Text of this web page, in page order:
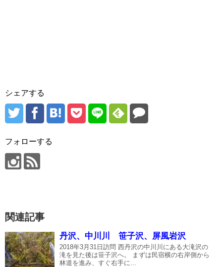
シェアする
フォローする
関連記事
丹沢、中川川 笹子沢、屏風岩沢
2018年3月31日訪問 西丹沢の中川川にある大滝沢の
滝を見た後は笹子沢へ。 まずは民宿横の右岸側から
林道を進み、すぐ右手に...